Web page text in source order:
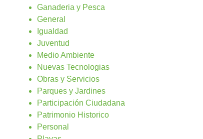
Ganaderia y Pesca
General
Igualdad
Juventud
Medio Ambiente
Nuevas Tecnologias
Obras y Servicios
Parques y Jardines
Participación Ciudadana
Patrimonio Historico
Personal